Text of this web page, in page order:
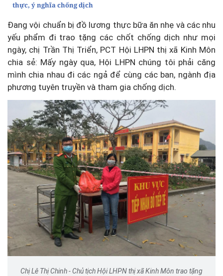
thực, ý nghĩa chống dịch
Đang vội chuẩn bị đồ lương thực bữa ăn nhẹ và các nhu
yếu phẩm đi trao tặng các chốt chống dịch như mọi
ngày, chị Trần Thị Triển, PCT Hội LHPN thị xã Kinh Môn
chia sẻ: Mấy ngày qua, Hội LHPN chúng tôi phải căng
mình chia nhau đi các ngả để cùng các ban, ngành địa
phương tuyên truyền và tham gia chống dịch.
Chị Lê Thị Chinh - Chủ tịch Hội LHPN thị xã Kinh Môn trao tặng